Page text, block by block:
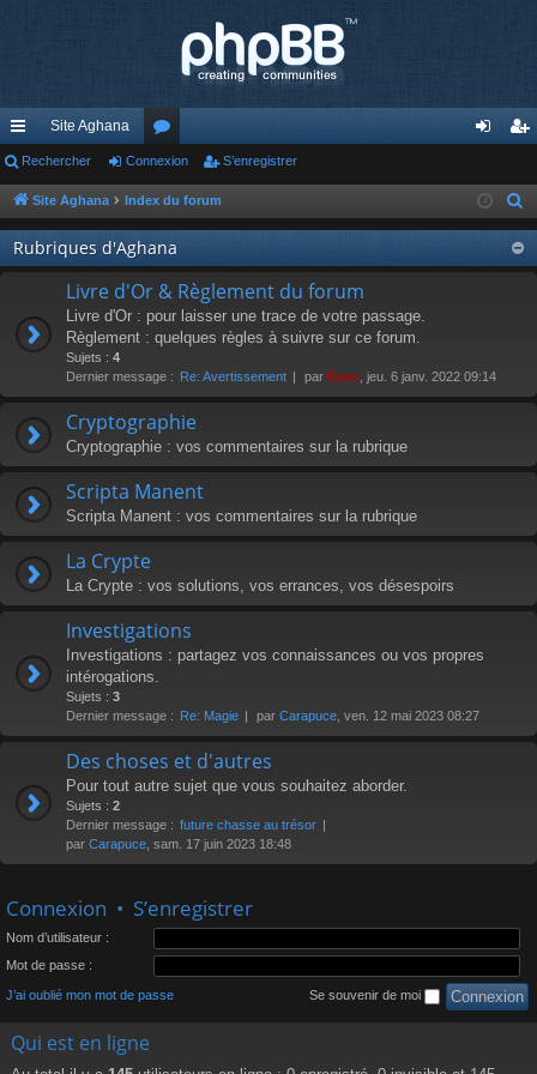
cc
ès
ra
pi
Site Aghana
or
u
m
s
ne
xi
on
nr
eg
ist
Rechercher Connexion S’enregistrer
Site Aghana Index du forum
Rubriques d'Aghana
Livre d'Or & Règlement du forum
Livre d'Or : pour laisser une trace de votre passage.
Règlement : quelques règles à suivre sur ce forum.
Sujets : 4
Dernier message : Re: Avertissement par Epoc , jeu. 6 janv. 2022 09:14
Cryptographie
Cryptographie : vos commentaires sur la rubrique
Scripta Manent
Scripta Manent : vos commentaires sur la rubrique
La Crypte
La Crypte : vos solutions, vos errances, vos désespoirs
Investigations
Investigations : partagez vos connaissances ou vos propres
intérogations.
Sujets : 3
Dernier message : Re: Magie par Carapuce , ven. 12 mai 2023 08:27
Des choses et d'autres
Pour tout autre sujet que vous souhaitez aborder.
Sujets : 2
Dernier message : future chasse au trésor
par Carapuce , sam. 17 juin 2023 18:48
Connexion • S’enregistrer
Nom d’utilisateur :
Mot de passe :
J’ai oublié mon mot de passe Se souvenir de moi
Qui est en ligne